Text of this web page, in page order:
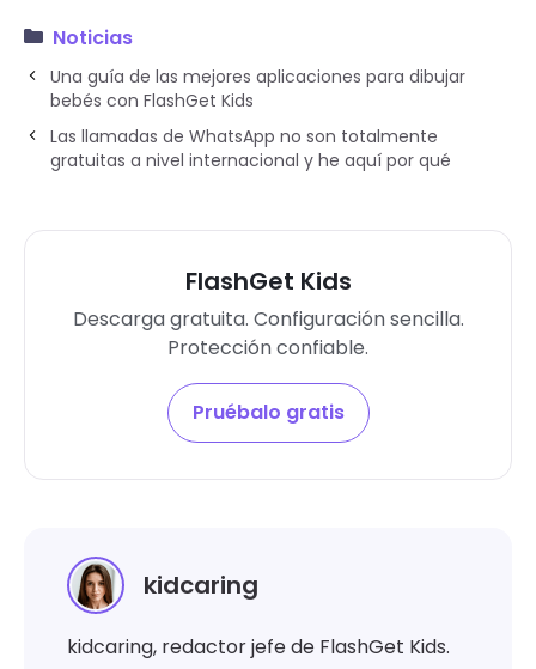
Noticias
Una guía de las mejores aplicaciones para dibujar
bebés con FlashGet Kids
Las llamadas de WhatsApp no ​​son totalmente
gratuitas a nivel internacional y he aquí por qué
FlashGet Kids
Descarga gratuita. Configuración sencilla.
Protección confiable.
Pruébalo gratis
kidcaring
kidcaring, redactor jefe de FlashGet Kids.